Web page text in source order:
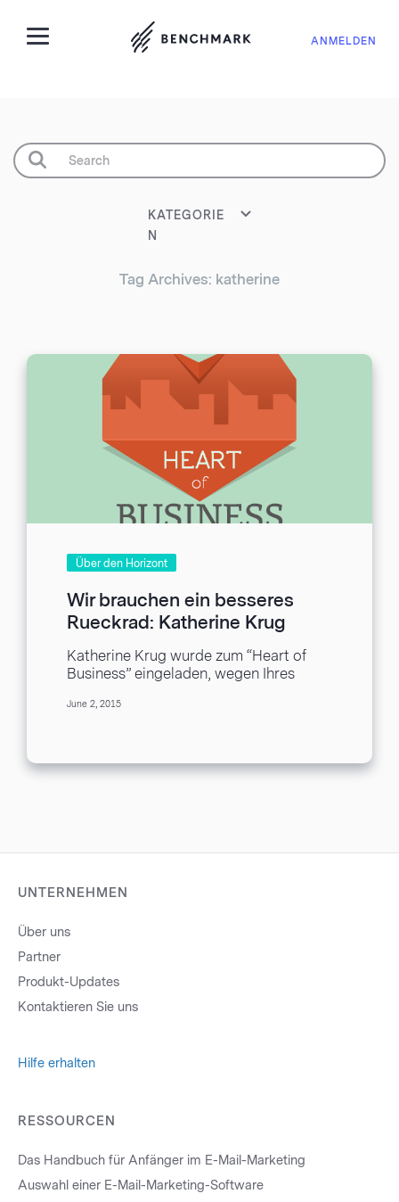
ANMELDEN
KATEGORIE
N
Tag Archives: katherine
Über den Horizont
Wir brauchen ein besseres
Rueckrad: Katherine Krug
Katherine Krug wurde zum “Heart of
Business” eingeladen, wegen Ihres
geladenen Projektes, das bessere
June 2, 2015
UNTERNEHMEN
Über uns
Partner
Produkt-Updates
Kontaktieren Sie uns
Hilfe erhalten
RESSOURCEN
Das Handbuch für Anfänger im E-Mail-Marketing
Auswahl einer E-Mail-Marketing-Software